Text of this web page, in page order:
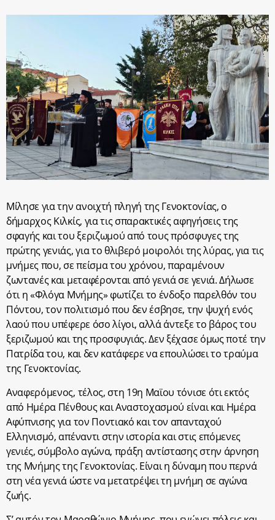
Μίλησε για την ανοιχτή πληγή της Γενοκτονίας, ο
δήμαρχος Κιλκίς, για τις σπαρακτικές αφηγήσεις της
σφαγής και του ξεριζωμού από τους πρόσφυγες της
πρώτης γενιάς, για το θλιβερό μοιρολόι της λύρας, για τις
μνήμες που, σε πείσμα του χρόνου, παραμένουν
ζωντανές και μεταφέρονται από γενιά σε γενιά. Δήλωσε
ότι η «Φλόγα Μνήμης» φωτίζει το ένδοξο παρελθόν του
Πόντου, τον πολιτισμό που δεν έσβησε, την ψυχή ενός
λαού που υπέφερε όσο λίγοι, αλλά άντεξε το βάρος του
ξεριζωμού και της προσφυγιάς. Δεν ξέχασε όμως ποτέ την
Πατρίδα του, και δεν κατάφερε να επουλώσει το τραύμα
της Γενοκτονίας.
Αναφερόμενος, τέλος, στη 19η Μαϊου τόνισε ότι εκτός
από Ημέρα Πένθους και Αναστοχασμού είναι και Ημέρα
Αφύπνισης για τον Ποντιακό και τον απανταχού
Ελληνισμό, απέναντι στην ιστορία και στις επόμενες
γενιές, σύμβολο αγώνα, πράξη αντίστασης στην άρνηση
της Μνήμης της Γενοκτονίας. Είναι η δύναμη που περνά
στη νέα γενιά ώστε να μετατρέψει τη μνήμη σε αγώνα
ζωής.